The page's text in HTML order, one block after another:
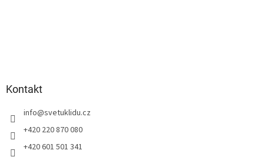
Kontakt
info@svetuklidu.cz
+420 220 870 080
+420 601 501 341